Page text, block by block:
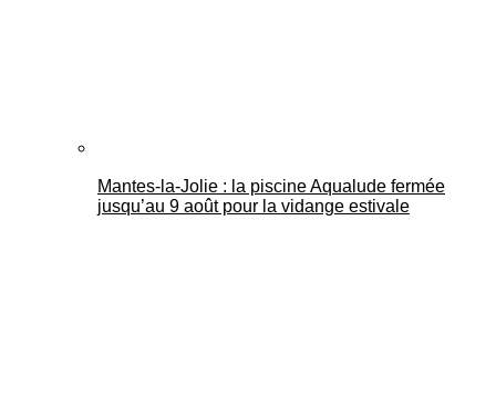
Mantes-la-Jolie : la piscine Aqualude fermée
jusqu’au 9 août pour la vidange estivale